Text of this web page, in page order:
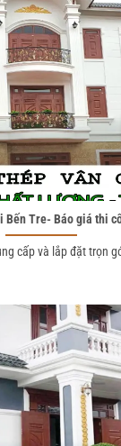
Bến Tre- Báo giá thi
cấp và lắp đặt trọn